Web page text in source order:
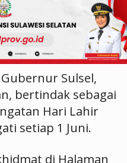
Gubernur Sulsel,
bertindak sebagai
Hari Lahir
setiap 1 Juni.
di Halaman